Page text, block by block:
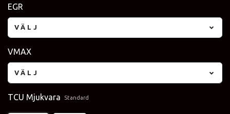
EGR
VÄLJ
VMAX
VÄLJ
TCU Mjukvara Standard